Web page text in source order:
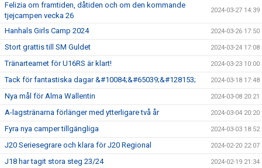
Felizia om framtiden, dåtiden och om den kommande
tjejcampen vecka 26
2024-03-27 14:39
Hanhals Girls Camp 2024 2024-03-26 17:50
Stort grattis till SM Guldet 2024-03-24 17:08
Tränarteamet för U16RS är klart! 2024-03-23 10:00
Tack för fantastiska dagar &#10084;&#65039;&#128153; 2024-03-18 17:48
Nya mål för Alma Wallentin 2024-03-08 20:21
A-lagstränarna förlänger med ytterligare två år 2024-03-04 20:20
Fyra nya camper tillgängliga 2024-03-03 18:52
J20 Seriesegrare och klara för J20 Regional 2024-02-20 22:07
J18 har tagit stora steg 23/24 2024-02-19 21:34